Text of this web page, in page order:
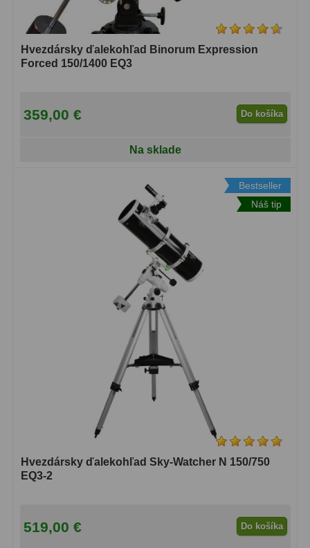
Hvezdársky ďalekohľad Binorum Expression
Forced 150/1400 EQ3
359,00 € Do košíka
Na sklade
Bestseller
Náš tip
Hvezdársky ďalekohľad Sky-Watcher N 150/750
EQ3-2
519,00 € Do košíka